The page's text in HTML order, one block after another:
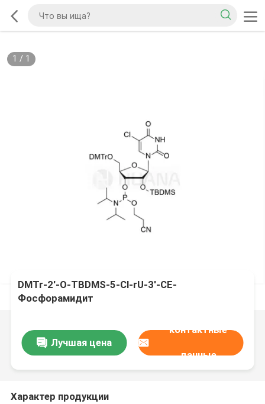
1 / 1
DMTr-2'-O-TBDMS-5-Cl-rU-3'-CE-
Фосфорамидит
Лучшая цена
контактные
данные
Характер продукции